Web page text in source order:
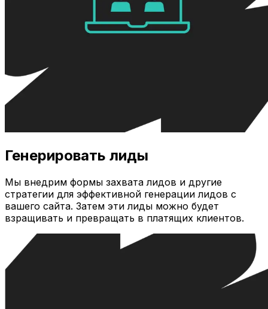
Генерировать лиды
Мы внедрим формы захвата лидов и другие
стратегии для эффективной генерации лидов с
вашего сайта. Затем эти лиды можно будет
взращивать и превращать в платящих клиентов.